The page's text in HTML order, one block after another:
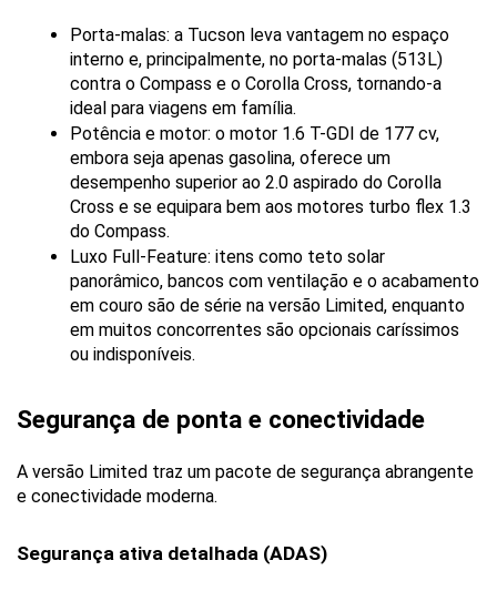
Porta-malas: a Tucson leva vantagem no espaço
interno e, principalmente, no porta-malas (513L)
contra o Compass e o Corolla Cross, tornando-a
ideal para viagens em família.
Potência e motor: o motor 1.6 T-GDI de 177 cv,
embora seja apenas gasolina, oferece um
desempenho superior ao 2.0 aspirado do Corolla
Cross e se equipara bem aos motores turbo flex 1.3
do Compass.
Luxo Full-Feature: itens como teto solar
panorâmico, bancos com ventilação e o acabamento
em couro são de série na versão Limited, enquanto
em muitos concorrentes são opcionais caríssimos
ou indisponíveis.
Segurança de ponta e conectividade
A versão Limited traz um pacote de segurança abrangente
e conectividade moderna.
Segurança ativa detalhada (ADAS)